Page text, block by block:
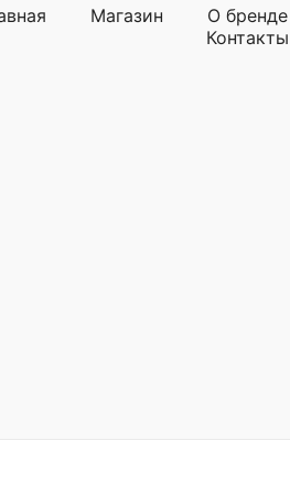
Магазин О бренде
Контакты